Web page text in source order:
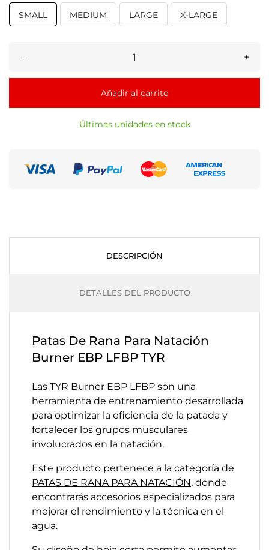
SMALL
MEDIUM LARGE X-LARGE
– +
Añadir al carrito
Últimas unidades en stock
DESCRIPCIÓN
DETALLES DEL PRODUCTO
Patas De Rana Para Natación
Burner EBP LFBP TYR
Las TYR Burner EBP LFBP son una
herramienta de entrenamiento desarrollada
para optimizar la eficiencia de la patada y
fortalecer los grupos musculares
involucrados en la natación.
Este producto pertenece a la categoría de
PATAS DE RANA PARA NATACIÓN, donde
encontrarás accesorios especializados para
mejorar el rendimiento y la técnica en el
agua.